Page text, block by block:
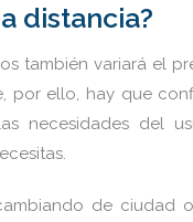
distancia?
también variará el
ello, hay que
necesidades del
de ciudad